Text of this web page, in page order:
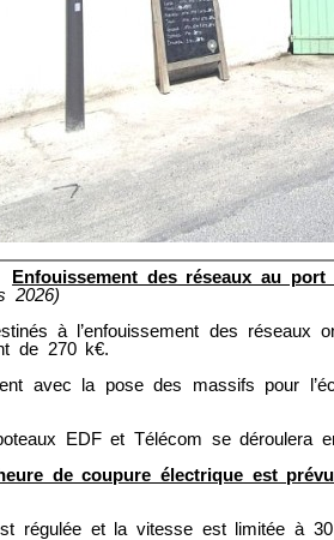
Enfouissement des réseaux au port
2026)
à l’enfouissement des
de 270 k€.
avec la pose des massifs pour
EDF et Télécom se déroulera
de coupure électrique est
régulée et la vitesse est limitée à